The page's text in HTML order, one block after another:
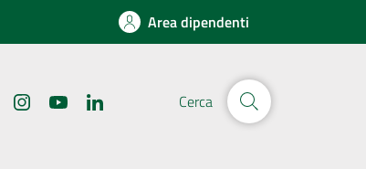
Area dipendenti
Cerca